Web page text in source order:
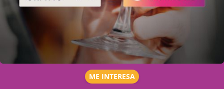
ME INTERESA